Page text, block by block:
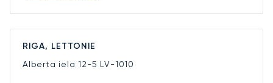
RIGA, LETTONIE
Alberta iela 12-5 LV-1010